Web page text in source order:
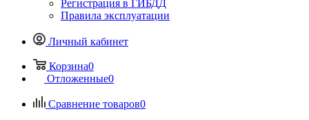
Регистрация в ГИБДД
Правила эксплуатации
Личный кабинет
Корзина0
Отложенные0
Сравнение товаров0